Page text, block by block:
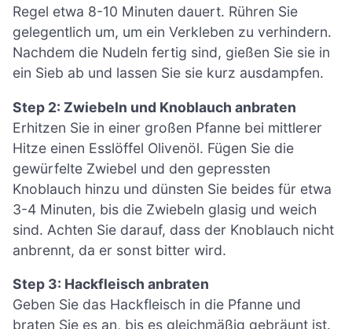
Regel etwa 8-10 Minuten dauert. Rühren Sie
gelegentlich um, um ein Verkleben zu verhindern.
Nachdem die Nudeln fertig sind, gießen Sie sie in
ein Sieb ab und lassen Sie sie kurz ausdampfen.
Step 2: Zwiebeln und Knoblauch anbraten
Erhitzen Sie in einer großen Pfanne bei mittlerer
Hitze einen Esslöffel Olivenöl. Fügen Sie die
gewürfelte Zwiebel und den gepressten
Knoblauch hinzu und dünsten Sie beides für etwa
3-4 Minuten, bis die Zwiebeln glasig und weich
sind. Achten Sie darauf, dass der Knoblauch nicht
anbrennt, da er sonst bitter wird.
Step 3: Hackfleisch anbraten
Geben Sie das Hackfleisch in die Pfanne und
braten Sie es an, bis es gleichmäßig gebräunt ist.